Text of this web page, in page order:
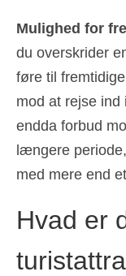
Mulighed for
du overskrider
føre til
mod at rejse ind
endda forbud
længere
med mere end
Hvad er